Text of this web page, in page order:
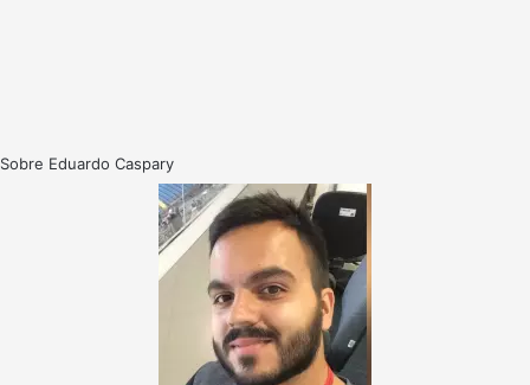
Sobre Eduardo Caspary